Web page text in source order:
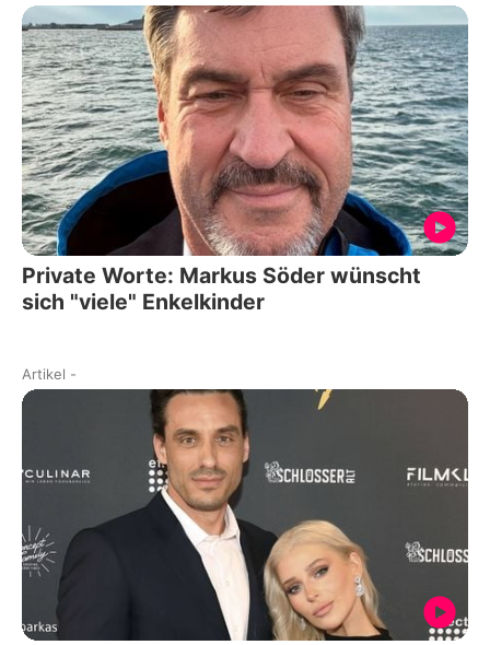
Private Worte: Markus Söder wünscht
sich "viele" Enkelkinder
Artikel -